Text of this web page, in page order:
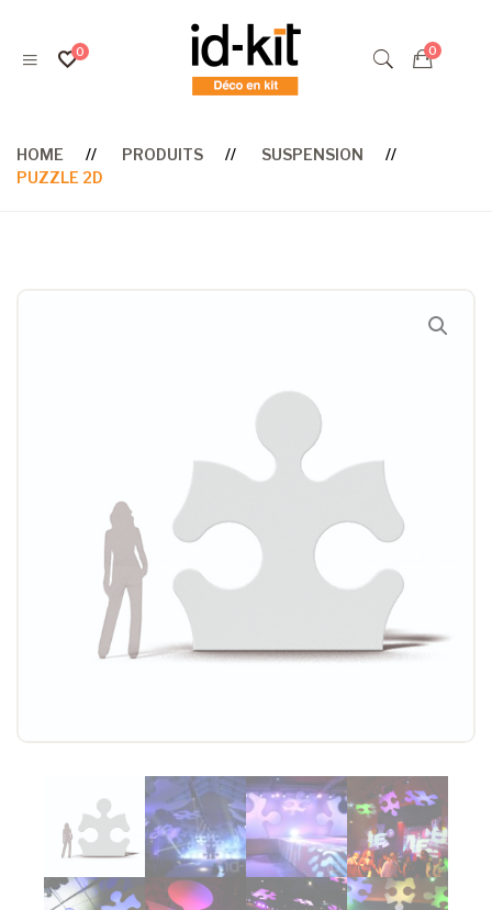
HOME PRODUITS
SUSPENSION
PUZZLE 2D